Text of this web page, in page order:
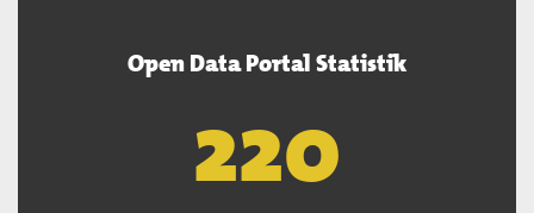
Open Data Portal Statistik
221